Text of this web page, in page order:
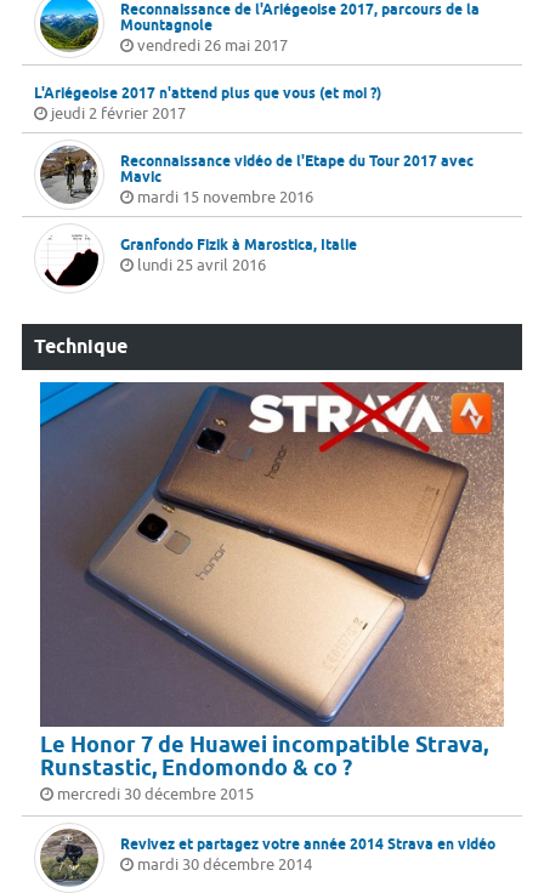
Reconnaissance de l'Ariégeoise 2017, parcours de la
Mountagnole
vendredi 26 mai 2017
L'Ariégeoise 2017 n'attend plus que vous (et moi ?)
jeudi 2 février 2017
Reconnaissance vidéo de l'Etape du Tour 2017 avec
Mavic
mardi 15 novembre 2016
Granfondo Fizik à Marostica, Italie
lundi 25 avril 2016
Technique
Le Honor 7 de Huawei incompatible Strava,
Runstastic, Endomondo & co ?
mercredi 30 décembre 2015
Revivez et partagez votre année 2014 Strava en vidéo
mardi 30 décembre 2014